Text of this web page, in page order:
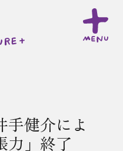
手健介によ
力」終了